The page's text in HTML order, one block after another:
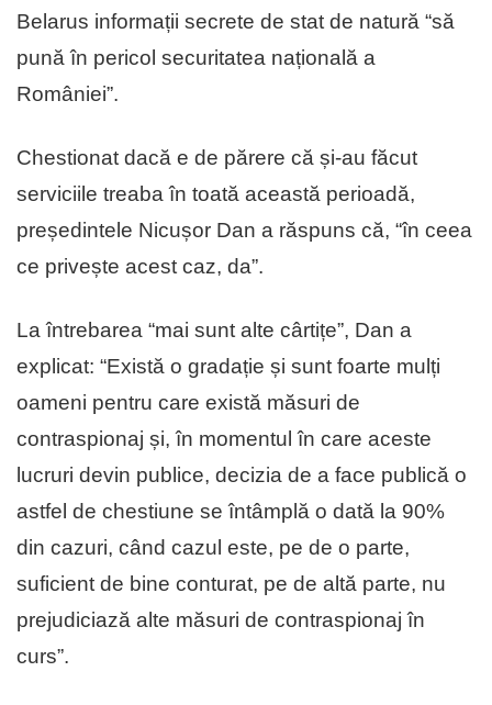
Belarus informații secrete de stat de natură “să
pună în pericol securitatea națională a
României”.
Chestionat dacă e de părere că și-au făcut
serviciile treaba în toată această perioadă,
președintele Nicușor Dan a răspuns că, “în ceea
ce privește acest caz, da”.
La întrebarea “mai sunt alte cârtițe”, Dan a
explicat: “Există o gradație și sunt foarte mulți
oameni pentru care există măsuri de
contraspionaj și, în momentul în care aceste
lucruri devin publice, decizia de a face publică o
astfel de chestiune se întâmplă o dată la 90%
din cazuri, când cazul este, pe de o parte,
suficient de bine conturat, pe de altă parte, nu
prejudiciază alte măsuri de contraspionaj în
curs”.